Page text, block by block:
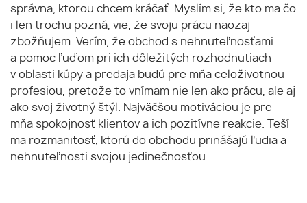
správna, ktorou chcem kráčať. Myslím si, že kto ma čo
i len trochu pozná, vie, že svoju prácu naozaj
zbožňujem. Verím, že obchod s nehnuteľnosťami
a pomoc ľuďom pri ich dôležitých rozhodnutiach
v oblasti kúpy a predaja budú pre mňa celoživotnou
profesiou, pretože to vnímam nie len ako prácu, ale aj
ako svoj životný štýl. Najväčšou motiváciou je pre
mňa spokojnosť klientov a ich pozitívne reakcie. Teší
ma rozmanitosť, ktorú do obchodu prinášajú ľudia a
nehnuteľnosti svojou jedinečnosťou.